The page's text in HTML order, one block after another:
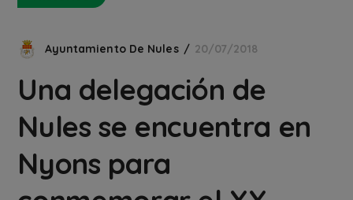
Ayuntamiento De Nules 20/07/2018
Una delegación de
Nules se encuentra en
Nyons para